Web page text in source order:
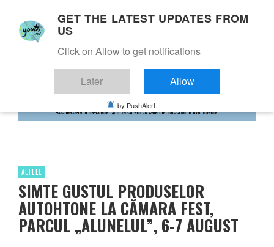
ALTELE
SIMTE GUSTUL PRODUSELOR
AUTOHTONE LA CĂMARA FEST,
PARCUL „ALUNELUL”, 6-7 AUGUST
GET THE LATEST UPDATES FROM
US
Click on Allow to get notifications
Later Allow
by PushAlert